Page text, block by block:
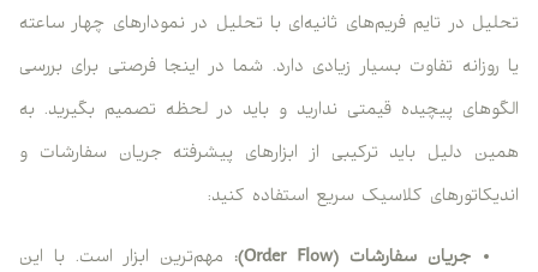
تحلیل در تایم فریم‌های ثانیه‌ای با تحلیل در نمودارهای چهار ساعته
یا روزانه تفاوت بسیار زیادی دارد. شما در اینجا فرصتی برای بررسی
الگوهای پیچیده قیمتی ندارید و باید در لحظه تصمیم بگیرید. به
همین دلیل باید ترکیبی از ابزارهای پیشرفته جریان سفارشات و
اندیکاتورهای کلاسیک سریع استفاده کنید:
جریان سفارشات (Order Flow)
: مهم‌ترین ابزار است. با این